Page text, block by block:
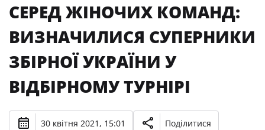
СЕРЕД ЖІНОЧИХ КОМАНД:
ВИЗНАЧИЛИСЯ СУПЕРНИКИ
ЗБІРНОЇ УКРАЇНИ У
ВІДБІРНОМУ ТУРНІРІ
30 квітня 2021, 15:01 Поділитися